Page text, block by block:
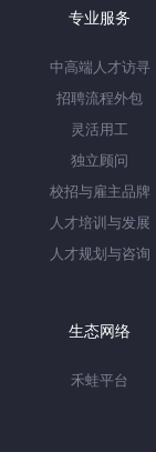
专业服务
中高端人才访寻
招聘流程外包
灵活用工
独立顾问
校招与雇主品牌
人才培训与发展
人才规划与咨询
生态网络
禾蛙平台